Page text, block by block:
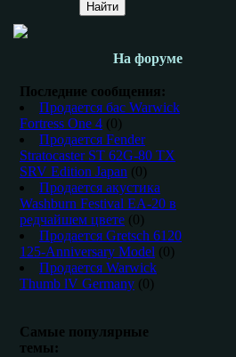
На форуме
Последние сообщения:
Продается бас Warwick
Fortress One 4 (0)
Продается Fender
Stratocaster ST 62G-80 TX
SRV Edition Japan (0)
Продается акустика
Washburn Festival EA-20 в
редчайшем цвете (0)
Продается Gretsch 6120
125-Anniversary Model (0)
Продается Warwick
Thumb lV Germany (0)
Самые популярные
темы: